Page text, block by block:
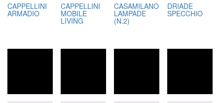
CAPPELLINI
ARMADIO
CAPPELLINI
MOBILE
LIVING
CASAMILANO
LAMPADE
(N.2)
DRIADE
SPECCHIO